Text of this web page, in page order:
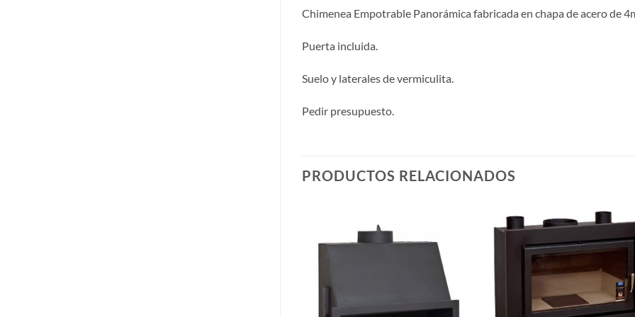
Chimenea Empotrable Panorámica fabricada en chapa de acero de
Puerta incluida.
Suelo y laterales de vermiculita.
Pedir presupuesto.
PRODUCTOS RELACIONADOS